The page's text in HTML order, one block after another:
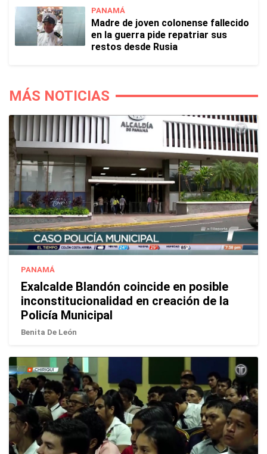
PANAMÁ
Madre de joven colonense fallecido
en la guerra pide repatriar sus
restos desde Rusia
MÁS NOTICIAS
PANAMÁ
Exalcalde Blandón coincide en posible
inconstitucionalidad en creación de la
Policía Municipal
Benita De León